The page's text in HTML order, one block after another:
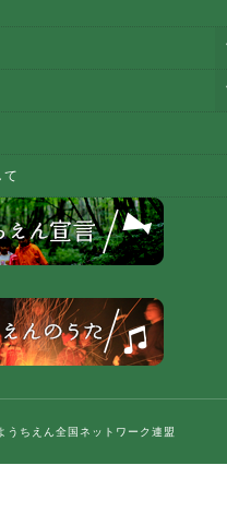
うちえん全国ネットワーク連盟